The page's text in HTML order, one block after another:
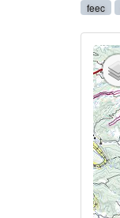
feec